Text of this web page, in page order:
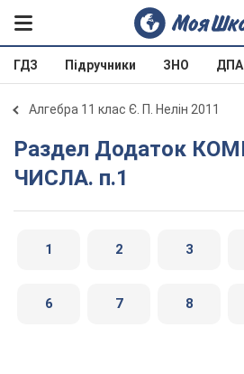
ГДЗ Підручники ЗНО ДПА
Алгебра 11 клас Є. П. Нелін 2011
Раздел Додаток КОМПЛЕКСНІ
ЧИСЛА. п.1
1 2 3
6 7 8